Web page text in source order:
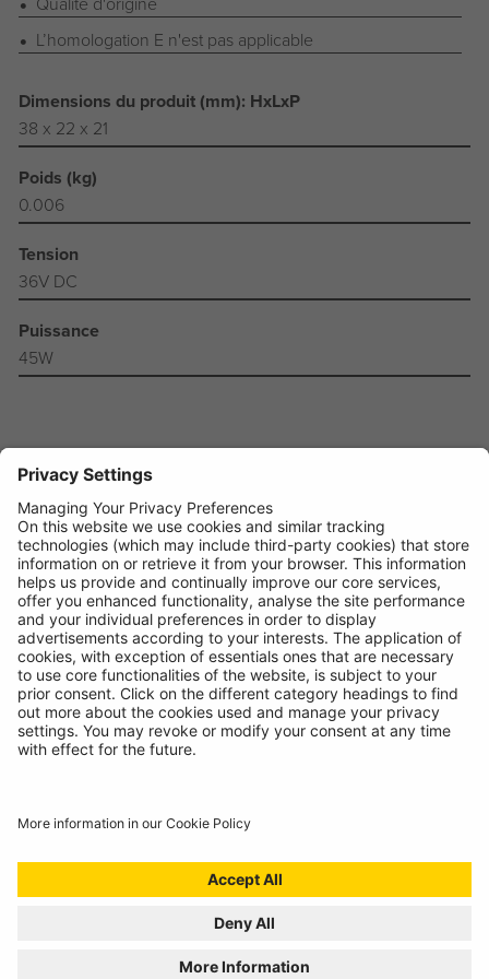
L’homologation E n'est pas applicable
Dimensions du produit (mm): HxLxP
38 x 22 x 21
Poids (kg)
0.006
Tension
36V DC
Puissance
45W
Disponible sous
BOX - SINGLE
Code:R441
Où Acheter